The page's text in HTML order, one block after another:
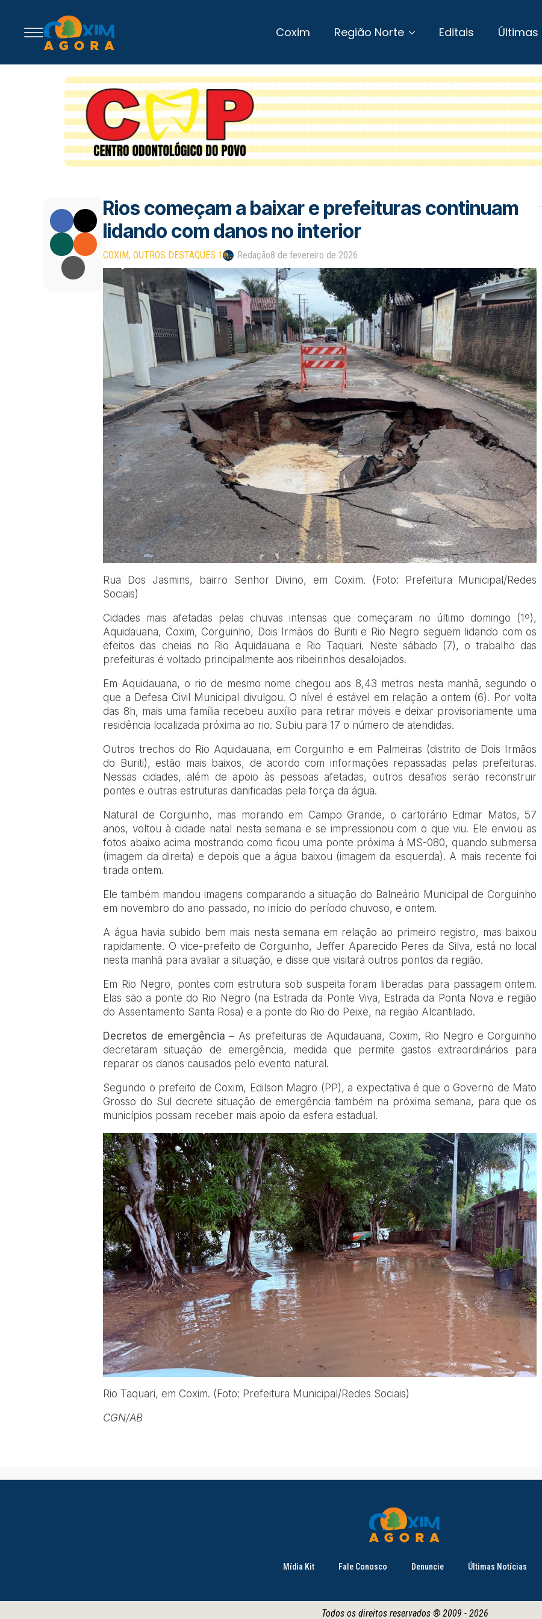
Coxim Região Norte Editais
Rios começam a baixar e prefeituras continuam
lidando com danos no interior
COXIM OUTROS DESTAQUES 1 Redação8 de fevereiro de 2026
Rua Dos Jasmins, bairro Senhor Divino, em Coxim. (Foto: Prefeitura Municipal/Redes
Sociais)
Cidades mais afetadas pelas chuvas intensas que começaram no último domingo (1º),
Aquidauana, Coxim, Corguinho, Dois Irmãos do Buriti e Rio Negro seguem lidando com os
efeitos das cheias no Rio Aquidauana e Rio Taquari. Neste sábado (7), o trabalho das
prefeituras é voltado principalmente aos ribeirinhos desalojados.
Em Aquidauana, o rio de mesmo nome chegou aos 8,43 metros nesta manhã, segundo o
que a Defesa Civil Municipal divulgou. O nível é estável em relação a ontem (6). Por volta
das 8h, mais uma família recebeu auxílio para retirar móveis e deixar provisoriamente uma
residência localizada próxima ao rio. Subiu para 17 o número de atendidas.
Outros trechos do Rio Aquidauana, em Corguinho e em Palmeiras (distrito de Dois Irmãos
do Buriti), estão mais baixos, de acordo com informações repassadas pelas prefeituras.
Nessas cidades, além de apoio às pessoas afetadas, outros desafios serão reconstruir
pontes e outras estruturas danificadas pela força da água.
Natural de Corguinho, mas morando em Campo Grande, o cartorário Edmar Matos, 57
anos, voltou à cidade natal nesta semana e se impressionou com o que viu. Ele enviou as
fotos abaixo acima mostrando como ficou uma ponte próxima à MS-080, quando submersa
(imagem da direita) e depois que a água baixou (imagem da esquerda). A mais recente foi
tirada ontem.
Ele também mandou imagens comparando a situação do Balneário Municipal de Corguinho
em novembro do ano passado, no início do período chuvoso, e ontem.
A água havia subido bem mais nesta semana em relação ao primeiro registro, mas baixou
rapidamente. O vice-prefeito de Corguinho, Jeffer Aparecido Peres da Silva, está no local
nesta manhã para avaliar a situação, e disse que visitará outros pontos da região.
Em Rio Negro, pontes com estrutura sob suspeita foram liberadas para passagem ontem.
Elas são a ponte do Rio Negro (na Estrada da Ponte Viva, Estrada da Ponta Nova e região
do Assentamento Santa Rosa) e a ponte do Rio do Peixe, na região Alcantilado.
Decretos de emergência – As prefeituras de Aquidauana, Coxim, Rio Negro e Corguinho
decretaram situação de emergência, medida que permite gastos extraordinários para
reparar os danos causados pelo evento natural.
Segundo o prefeito de Coxim, Edilson Magro (PP), a expectativa é que o Governo de Mato
Grosso do Sul decrete situação de emergência também na próxima semana, para que os
municípios possam receber mais apoio da esfera estadual.
Rio Taquari, em Coxim. (Foto: Prefeitura Municipal/Redes Sociais)
CGN/AB
Mídia Kit Fale Conosco Denuncie Últimas Notícias
Todos os direitos reservados ® 2009 - 2026